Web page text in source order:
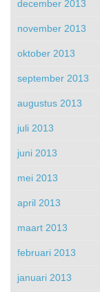
december 2013
november 2013
oktober 2013
september 2013
augustus 2013
juli 2013
juni 2013
mei 2013
april 2013
maart 2013
februari 2013
januari 2013